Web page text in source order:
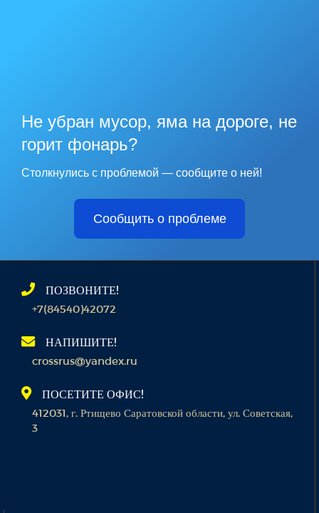
Не убран мусор, яма на дороге, не
горит фонарь?
Столкнулись с проблемой — сообщите о ней!
Сообщить о проблеме
ПОЗВОНИТЕ!
+7(84540)42072
НАПИШИТЕ!
crossrus@yandex.ru
ПОСЕТИТЕ ОФИС!
412031, г. Ртищево Саратовской области, ул. Советская,
3